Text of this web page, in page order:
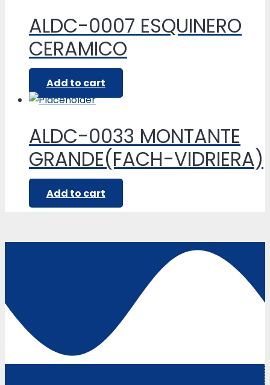
ALDC-0007 ESQUINERO
CERAMICO
Add to cart
ALDC-0033 MONTANTE
GRANDE(FACH-VIDRIERA)
Add to cart